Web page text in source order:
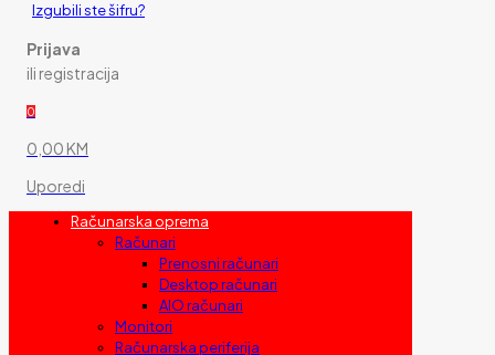
Izgubili ste šifru?
Prijava
ili registracija
0
0,00 KM
Uporedi
Računarska oprema
Računari
Prenosni računari
Desktop računari
AIO računari
Monitori
Računarska periferija